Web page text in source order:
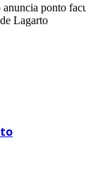
ponto
Lagarto